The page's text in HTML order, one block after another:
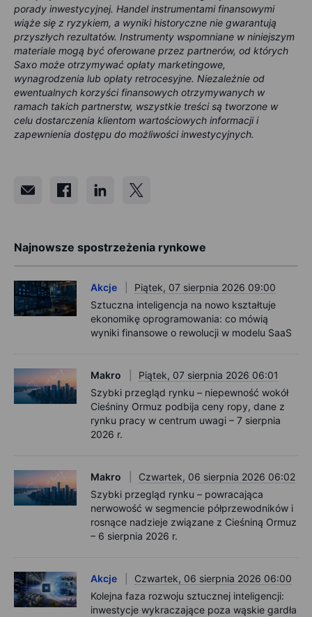
porady inwestycyjnej. Handel instrumentami finansowymi
wiąże się z ryzykiem, a wyniki historyczne nie gwarantują
przyszłych rezultatów. Instrumenty wspomniane w niniejszym
materiale mogą być oferowane przez partnerów, od których
Saxo może otrzymywać opłaty marketingowe,
wynagrodzenia lub opłaty retrocesyjne. Niezależnie od
ewentualnych korzyści finansowych otrzymywanych w
ramach takich partnerstw, wszystkie treści są tworzone w
celu dostarczenia klientom wartościowych informacji i
zapewnienia dostępu do możliwości inwestycyjnych.
Najnowsze spostrzeżenia rynkowe
Akcje
Piątek, 07 sierpnia 2026 09:00
Sztuczna inteligencja na nowo kształtuje
ekonomikę oprogramowania: co mówią
wyniki finansowe o rewolucji w modelu SaaS
Makro
Piątek, 07 sierpnia 2026 06:01
Szybki przegląd rynku – niepewność wokół
Cieśniny Ormuz podbija ceny ropy, dane z
rynku pracy w centrum uwagi – 7 sierpnia
2026 r.
Makro
Czwartek, 06 sierpnia 2026 06:02
Szybki przegląd rynku – powracająca
nerwowość w segmencie półprzewodników i
rosnące nadzieje związane z Cieśniną Ormuz
– 6 sierpnia 2026 r.
Akcje
Czwartek, 06 sierpnia 2026 06:00
Kolejna faza rozwoju sztucznej inteligencji:
inwestycje wykraczające poza wąskie gardła